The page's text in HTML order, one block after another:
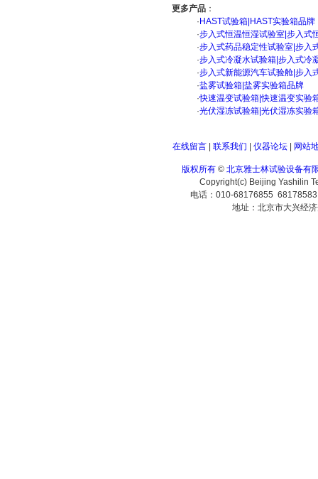
更多产品：
· HAST试验箱|HAST实验箱品牌
·步入式恒温恒湿试验室|步入式
·步入式药品稳定性试验室|步入
·步入式冷凝水试验箱|步入式冷
·步入式新能源汽车试验舱|步入
·盐雾试验箱|盐雾实验箱品牌
·快速温变试验箱|快速温变实验
·光伏湿冻试验箱|光伏湿冻实验
在线留言| 联系我们 仪器论坛| 网站
版权所有 © 北京雅士林试验设备有
Copyright(c) Beijing Yashilin
电话：010-68176855
地址：北京市大兴经